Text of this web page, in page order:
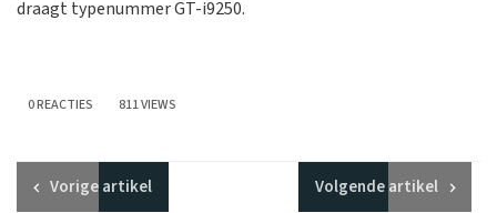
draagt typenummer GT-i9250.
0 REACTIES 811 VIEWS
Vorigeartikel Volgendeartikel